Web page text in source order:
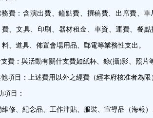
務費：含演出費、鐘點費、撰稿費、出席費、
費、文具、印刷、器材租金、車資、運費、餐
料、道具、佈置會場用品、郵電等業務性支出。
費：與活動有關什支費如紙杯、錄(攝)影、照片
項目：上述費用以外之經費（經本府核准者為限
項目：
維修、紀念品、工作津貼、服裝、宣導品（海報